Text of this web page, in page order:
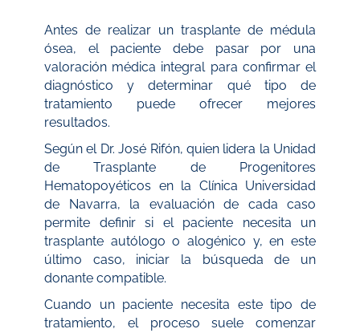
Antes de realizar un trasplante de médula
ósea, el paciente debe pasar por una
valoración médica integral para confirmar el
diagnóstico y determinar qué tipo de
tratamiento puede ofrecer mejores
resultados.
Según el Dr. José Rifón, quien lidera la Unidad
de Trasplante de Progenitores
Hematopoyéticos en la Clínica Universidad
de Navarra, la evaluación de cada caso
permite definir si el paciente necesita un
trasplante autólogo o alogénico y, en este
último caso, iniciar la búsqueda de un
donante compatible.
Cuando un paciente necesita este tipo de
tratamiento, el proceso suele comenzar